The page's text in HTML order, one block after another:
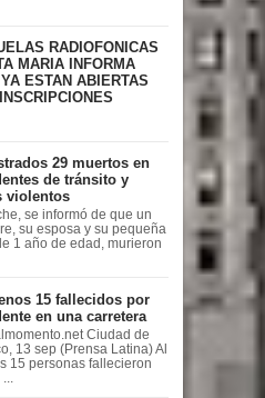
RADIOFONICAS
MARIA INFORMA
ESTAN ABIERTAS
29 muertos en
de tránsito y
violentos
se informó de que un
su esposa y su pequeña
1 año de edad, murieron
15 fallecidos por
en una carretera
Ciudad de
13 sep (Prensa Latina) Al
15 personas fallecieron